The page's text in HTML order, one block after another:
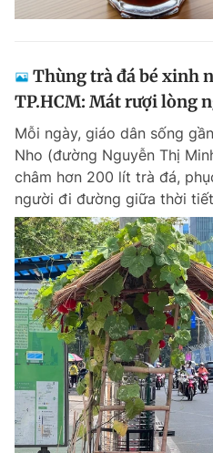
Phó tổng biên tập: Lâm Hiếu Dũng
Phó tổng biên tập: Trần Việt Hưng
Tổng thư ký tòa soạn: Đức Trung
Giấy phép xuất bản số 110/GP -
© 2003-2026 Bản quyền thuộc về
dưới mọi hình thức nếu không có
Phát triển bởi ePi Technologies,
Thùng trà đá bé xinh
TP.HCM: Mát rượi lòng
Mỗi ngày, giáo dân sống
Nho (đường Nguyễn Thị
châm hơn 200 lít trà đá,
người đi đường giữa thời